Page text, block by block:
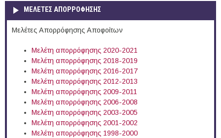
ΜΕΛΕΤΕΣ ΑΠΟΡΡΟΦΗΣΗΣ
Μελέτες Απορρόφησης Αποφοίτων
Μελέτη απορρόφησης 2020-2021
Μελέτη απορρόφησης 2018-2019
Μελέτη απορρόφησης 2016-2017
Μελέτη απορρόφησης 2012-2013
Μελέτη απορρόφησης 2009-2011
Μελέτη απορρόφησης 2006-2008
Μελέτη απορρόφησης 2003-2005
Μελέτη απορρόφησης 2001-2002
Μελέτη απορρόφησης 1998-2000